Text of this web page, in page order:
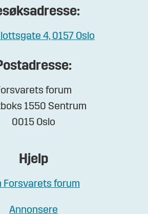
4, 0157 Oslo
forum
1550 Sentrum
0015 Oslo
Hjelp
Forsvarets forum
Annonsere